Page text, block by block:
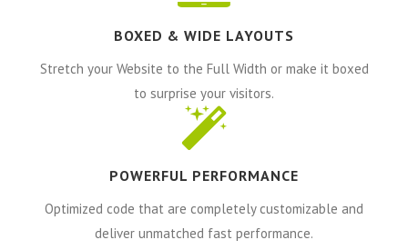
BOXED & WIDE LAYOUTS
Stretch your Website to the Full Width or make it boxed
to surprise your visitors.
POWERFUL PERFORMANCE
Optimized code that are completely customizable and
deliver unmatched fast performance.